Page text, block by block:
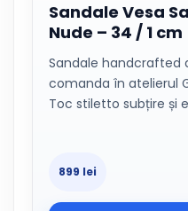
Sandale Vesa
Nude – 34 / 1 cm
Sandale handcrafted
comanda în atelierul
Toc stiletto subțire și
899 lei